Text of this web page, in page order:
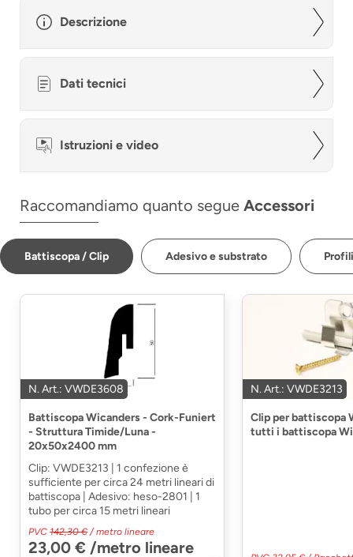
Descrizione
Dati tecnici
Istruzioni e video
Raccomandiamo quanto segue Accessori
Battiscopa / Clip Adesivo e substrato Profili
N. Art.: VWDE3608
Battiscopa Wicanders - Cork-Funiert
- Struttura Timide/Luna -
20x50x2400 mm
Clip: VWDE3213 | 1 confezione è
sufficiente per circa 24 metri lineari di
battiscopa | Adesivo: heso-2801 | 1
tubo per circa 15 metri lineari
PVC 142,30 € / metro lineare
23,00 € /metro lineare
N. Art.: VWDE3213
Clip per battiscopa
tutti i battiscopa